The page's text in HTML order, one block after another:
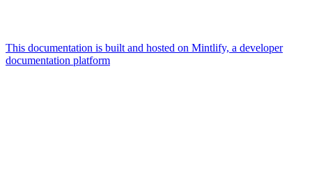
This documentation is built and hosted on Mintlify, a developer
documentation platform